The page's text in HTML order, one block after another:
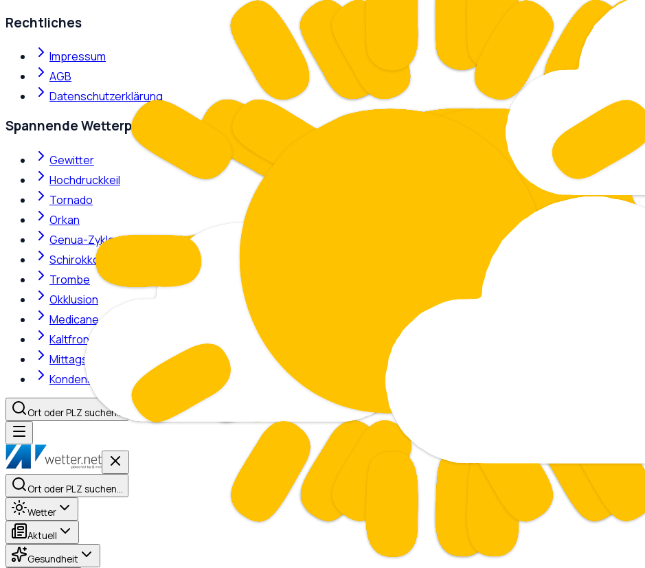
Rechtliches
Impressum
AGB
Datenschutzerklärung
Spannende Wetterphänomene
Gewitter
Hochdruckkeil
Tornado
Orkan
Genua-Zyklone
Schirokko
Trombe
Okklusion
Medicane
Kaltfront
Mittagshitze
Kondensstreifen
Ort oder PLZ suchen…
Ort oder PLZ suchen…
Wetter
Aktuell
Gesundheit